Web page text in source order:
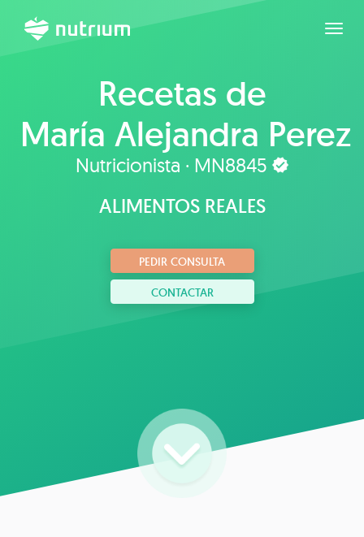
Recetas de
María Alejandra Perez
Nutricionista · MN8845
ALIMENTOS REALES
PEDIR CONSULTA
CONTACTAR